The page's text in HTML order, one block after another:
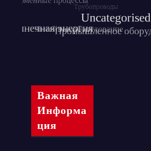
Важная
Информа
Ция